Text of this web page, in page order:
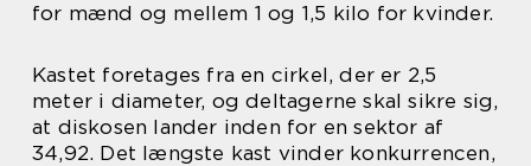
for mænd og mellem 1 og 1,5 kilo for kvinder.
Kastet foretages fra en cirkel, der er 2,5
meter i diameter, og deltagerne skal sikre sig,
at diskosen lander inden for en sektor af
34,92. Det længste kast vinder konkurrencen,